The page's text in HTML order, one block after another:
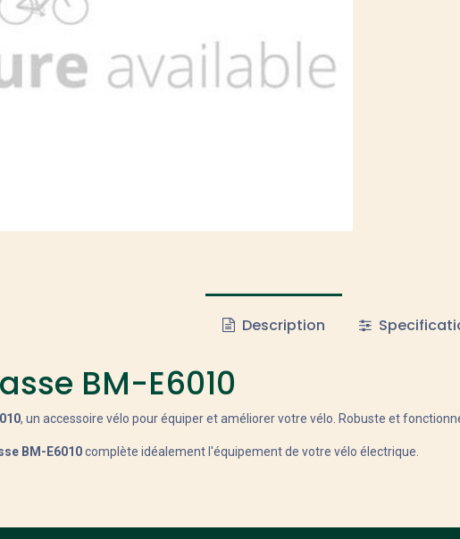
Description
BM-E6010
, un accessoire vélo pour équiper et améliorer votre vélo. Robuste et
BM-E6010complète idéalement l'équipement de votre vélo électrique.